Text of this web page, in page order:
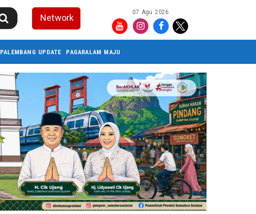
Network 07 Agu 2026
PALEMBANG UPDATE PAGARALAM MAJU